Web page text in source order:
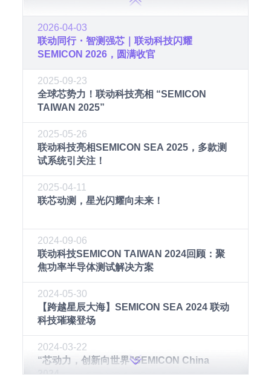
2026-04-03
联动同行・智测强芯｜联动科技闪耀
SEMICON 2026，圆满收官
2025-09-23
全球芯势力！联动科技亮相 “SEMICON
TAIWAN 2025”
2025-05-26
联动科技亮相SEMICON SEA 2025，多款测
试系统引关注！
2025-04-11
联芯动测，星光闪耀向未来！
2024-09-06
联动科技SEMICON TAIWAN 2024回顾：聚
焦功率半导体测试解决方案
2024-05-30
【跨越星辰大海】SEMICON SEA 2024 联动
科技璀璨登场
2024-03-22
“芯动力，创新向世界”SEMICON China
2024